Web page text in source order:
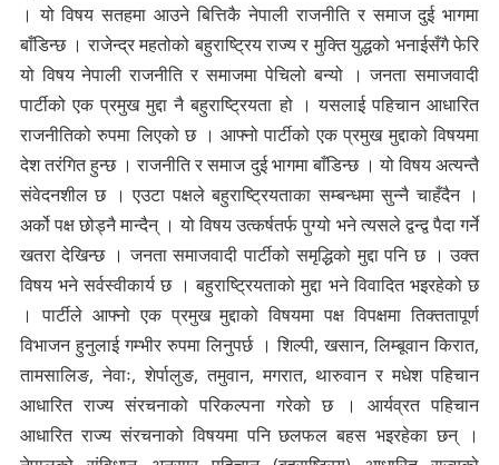
। यो विषय सतहमा आउने बित्तिकै नेपाली राजनीति र समाज दुई भागमा
बाँडिन्छ । राजेन्द्र महतोको बहुराष्ट्रिय राज्य र मुक्ति युद्धको भनाईसँगै फेरि
यो विषय नेपाली राजनीति र समाजमा पेचिलो बन्यो । जनता समाजवादी
पार्टीको एक प्रमुख मुद्दा नै बहुराष्ट्रियता हो । यसलाई पहिचान आधारित
राजनीतिको रुपमा लिएको छ । आफ्नो पार्टीको एक प्रमुख मुद्दाको विषयमा
देश तरंगित हुन्छ । राजनीति र समाज दुई भागमा बाँडिन्छ । यो विषय अत्यन्तै
संवेदनशील छ । एउटा पक्षले बहुराष्ट्रियताका सम्बन्धमा सुन्नै चाहँदैन ।
अर्को पक्ष छोड्नै मान्दैन् । यो विषय उत्कर्षतर्फ पुग्यो भने त्यसले द्वन्द्व पैदा गर्ने
खतरा देखिन्छ । जनता समाजवादी पार्टीको समृद्धिको मुद्दा पनि छ । उक्त
विषय भने सर्वस्वीकार्य छ । बहुराष्ट्रियताको मुद्दा भने विवादित भइरहेको छ
। पार्टीले आफ्नो एक प्रमुख मुद्दाको विषयमा पक्ष विपक्षमा तिक्ततापूर्ण
विभाजन हुनुलाई गम्भीर रुपमा लिनुपर्छ । शिल्पी, खसान, लिम्बूवान किरात,
तामसालिङ, नेवाः, शेर्पालुङ, तमुवान, मगरात, थारुवान र मधेश पहिचान
आधारित राज्य संरचनाको परिकल्पना गरेको छ । आर्यव्रत पहिचान
आधारित राज्य संरचनाको विषयमा पनि छलफल बहस भइरहेका छन् ।